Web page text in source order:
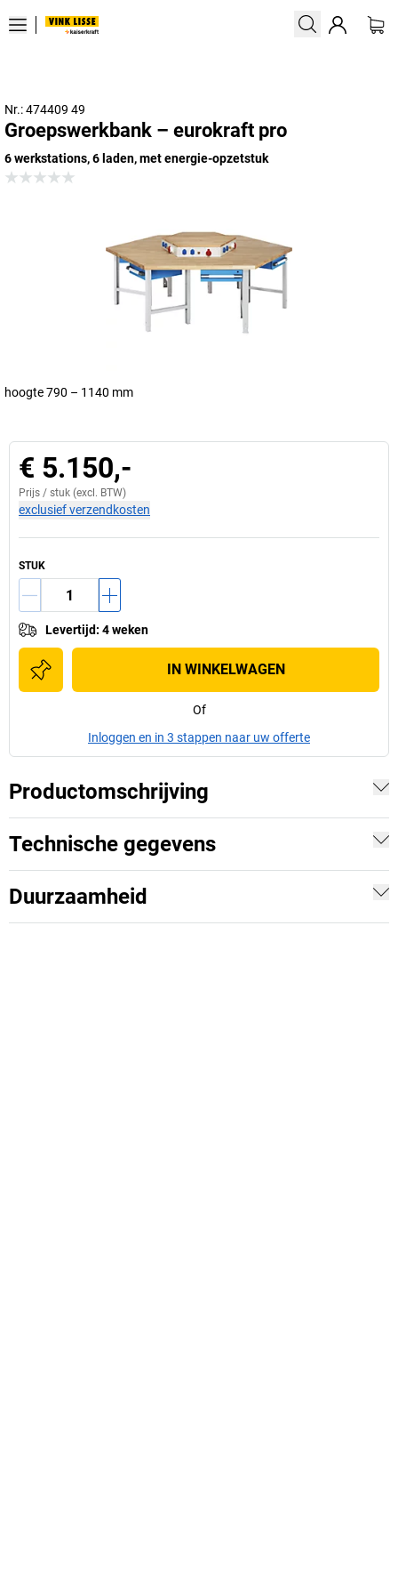
Nr.: 474409 49
Groepswerkbank – eurokraft pro
6 werkstations, 6 laden, met energie-opzetstuk
hoogte 790 – 1140 mm
€ 5.150,-
Prijs / stuk (excl. BTW)
exclusief verzendkosten
STUK
Levertijd: 4 weken
IN WINKELWAGEN
Of
Inloggen en in 3 stappen naar uw offerte
Productomschrijving
Technische gegevens
Duurzaamheid